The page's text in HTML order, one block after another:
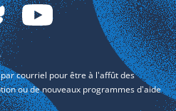
bluesky-
svg
YouTube-
svg
courriel pour être à l'affût des
ou de nouveaux programmes d'aide